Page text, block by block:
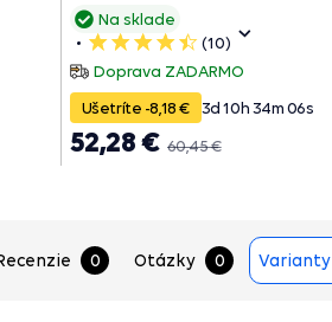
Na sklade
5
hviezdičiek
(10)
Doprava ZADARMO
Ušetríte -8,18 € 3d 10h34m05s
60,45 €
52,28 €
0 Otázky 0 Varianty